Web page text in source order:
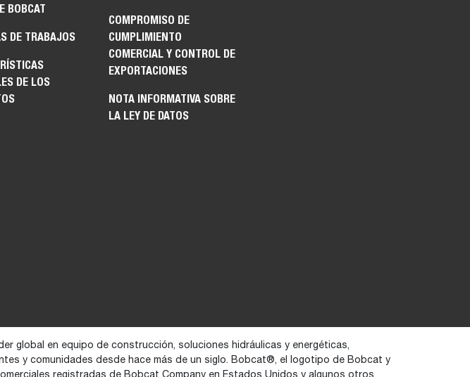
BOBCAT
DE TRABAJOS
DE LOS
COMPROMISO DE
CUMPLIMIENTO
COMERCIAL Y CONTROL DE
EXPORTACIONES
NOTA INFORMATIVA SOBRE
LA LEY DE DATOS
global en equipo de construcción, soluciones hidráulicas y energéticas,
y comunidades desde hace más de un siglo. Bobcat®, el logotipo de Bobcat y
registradas de Bobcat Company en Estados Unidos y algunos otros